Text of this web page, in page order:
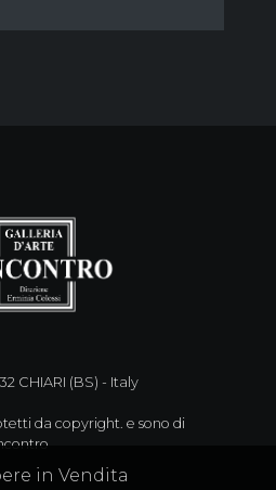
in Vendita
CHIARI (BS) - Italy
da copyright. e sono di